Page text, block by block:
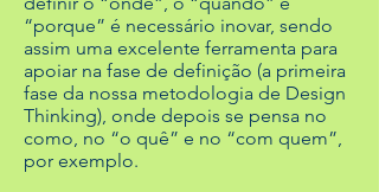
“porque” é necessário inovar, sendo
assim uma excelente ferramenta para
apoiar na fase de definição (a primeira
fase da nossa metodologia de Design
Thinking), onde depois se pensa no
como, no “o quê” e no “com quem”,
por exemplo.